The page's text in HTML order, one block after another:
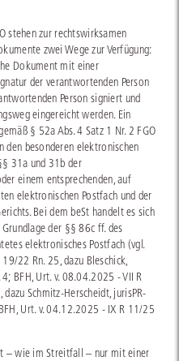
stehen zur rechtswirksamen
zwei Wege zur Verfügung:
Dokument mit einer
der verantwortenden Person
Person signiert und
eingereicht werden. Ein
§ 52a Abs. 4 Satz 1 Nr. 2 FGO
den besonderen elektronischen
31a und 31b der
einem entsprechenden, auf
elektronischen Postfach und der
Bei dem beSt handelt es sich
der §§ 86c ff. des
elektronisches Postfach (vgl.
22 Rn. 25, dazu Bleschick,
BFH, Urt. v. 08.04.2025 - VII R
Schmitz-Herscheidt, jurisPR-
Urt. v. 04.12.2025 - IX R 11/25
– wie im Streitfall – nur mit einer